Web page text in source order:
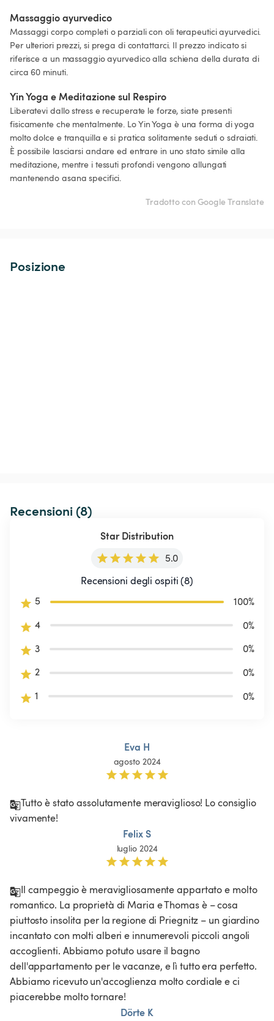
Massaggio ayurvedico
Massaggi corpo completi o parziali con oli terapeutici ayurvedici.
Per ulteriori prezzi, si prega di contattarci. Il prezzo indicato si
riferisce a un massaggio ayurvedico alla schiena della durata di
circa 60 minuti.
Yin Yoga e Meditazione sul Respiro
Liberatevi dallo stress e recuperate le forze, siate presenti
fisicamente che mentalmente. Lo Yin Yoga è una forma di yoga
molto dolce e tranquilla e si pratica solitamente seduti o sdraiati.
È possibile lasciarsi andare ed entrare in uno stato simile alla
meditazione, mentre i tessuti profondi vengono allungati
mantenendo asana specifici.
Tradotto con Google Translate
Posizione
Recensioni (8)
Star Distribution
5.0
Recensioni degli ospiti (8)
5
100%
4
0%
3
0%
2
0%
1
0%
Eva H
agosto 2024
Tutto è stato assolutamente meraviglioso! Lo consiglio
vivamente!
Felix S
luglio 2024
Il campeggio è meravigliosamente appartato e molto
romantico. La proprietà di Maria e Thomas è – cosa
piuttosto insolita per la regione di Priegnitz – un giardino
incantato con molti alberi e innumerevoli piccoli angoli
accoglienti. Abbiamo potuto usare il bagno
dell'appartamento per le vacanze, e lì tutto era perfetto.
Abbiamo ricevuto un'accoglienza molto cordiale e ci
piacerebbe molto tornare!
Dörte K